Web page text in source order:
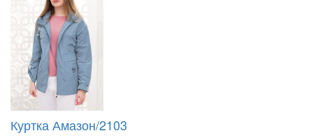
Куртка Амазон/2103